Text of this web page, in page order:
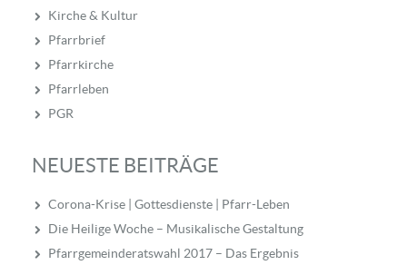
Kirche & Kultur
Pfarrbrief
Pfarrkirche
Pfarrleben
PGR
NEUESTE BEITRÄGE
Corona-Krise | Gottesdienste | Pfarr-Leben
Die Heilige Woche – Musikalische Gestaltung
Pfarrgemeinderatswahl 2017 – Das Ergebnis